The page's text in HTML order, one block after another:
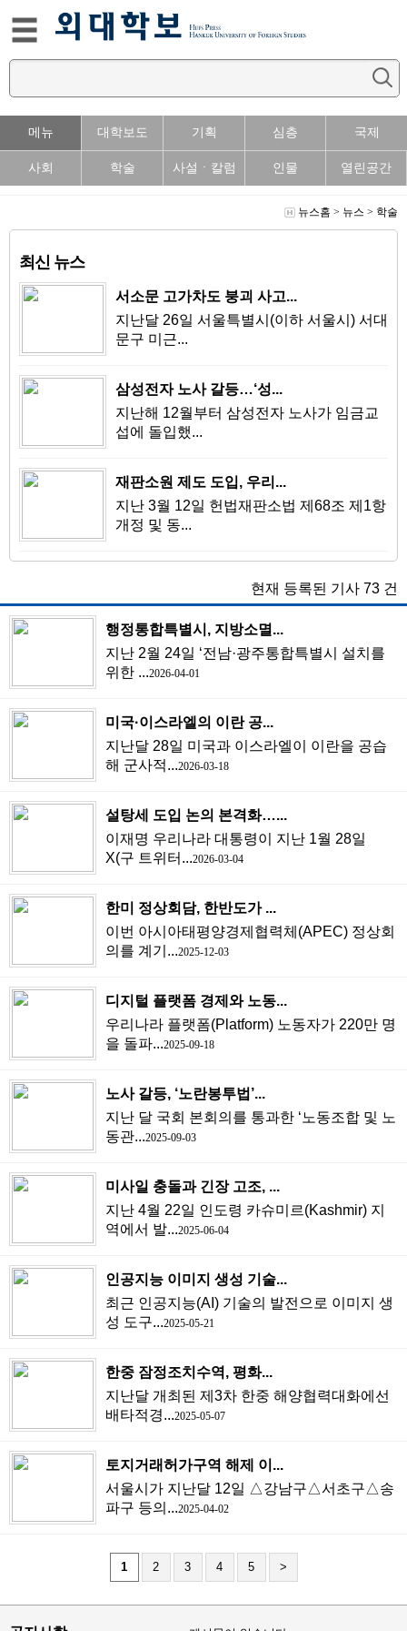
메뉴 대학보도 기획 심층 국제
사회 학술 사설ㆍ칼럼 인물 열린공간
뉴스홈 > 뉴스 > 학술
최신 뉴스
서소문 고가차도 붕괴 사고...
지난달 26일 서울특별시(이하 서울시) 서대
문구 미근...
삼성전자 노사 갈등…‘성...
지난해 12월부터 삼성전자 노사가 임금교
섭에 돌입했...
재판소원 제도 도입, 우리...
지난 3월 12일 헌법재판소법 제68조 제1항
개정 및 동...
현재 등록된 기사 73 건
행정통합특별시, 지방소멸...
지난 2월 24일 ‘전남·광주통합특별시 설치를
위한 ...2026-04-01
미국·이스라엘의 이란 공...
지난달 28일 미국과 이스라엘이 이란을 공습
해 군사적...2026-03-18
설탕세 도입 논의 본격화…...
이재명 우리나라 대통령이 지난 1월 28일
X(구 트위터...2026-03-04
한미 정상회담, 한반도가 ...
이번 아시아태평양경제협력체(APEC) 정상회
의를 계기...2025-12-03
디지털 플랫폼 경제와 노동...
우리나라 플랫폼(Platform) 노동자가 220만 명
을 돌파...2025-09-18
노사 갈등, ‘노란봉투법’...
지난 달 국회 본회의를 통과한 ‘노동조합 및 노
동관...2025-09-03
미사일 충돌과 긴장 고조, ...
지난 4월 22일 인도령 카슈미르(Kashmir) 지
역에서 발...2025-06-04
인공지능 이미지 생성 기술...
최근 인공지능(AI) 기술의 발전으로 이미지 생
성 도구...2025-05-21
한중 잠정조치수역, 평화...
지난달 개최된 제3차 한중 해양협력대화에선
배타적경...2025-05-07
토지거래허가구역 해제 이...
서울시가 지난달 12일 △강남구△서초구△송
파구 등의...2025-04-02
1 2 3 4 5 >